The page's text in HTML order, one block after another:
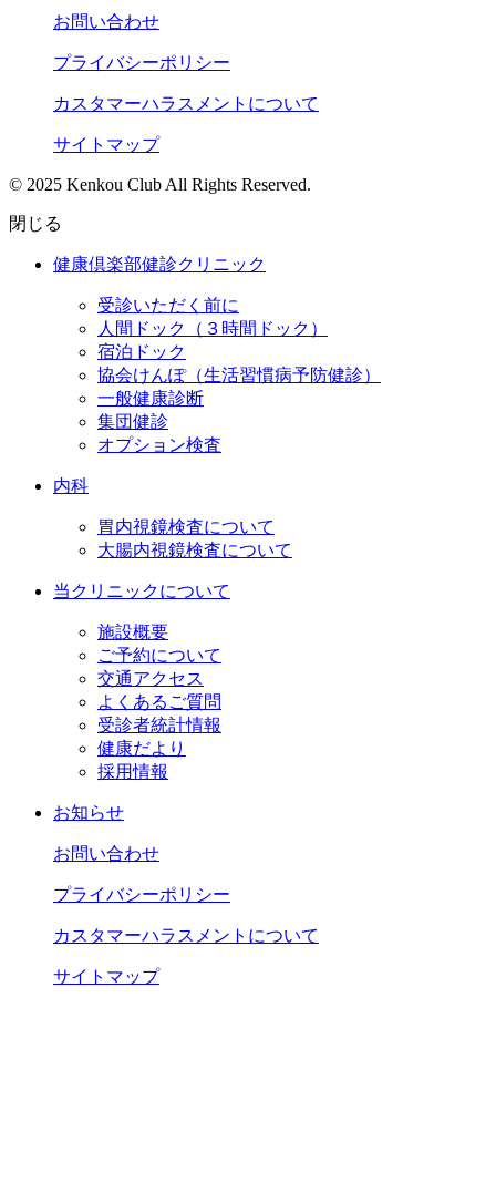
お問い合わせ
プライバシーポリシー
カスタマーハラスメントについて
サイトマップ
© 2025 Kenkou Club All Rights Reserved.
閉じる
健康倶楽部健診クリニック
受診いただく前に
人間ドック（３時間ドック）
宿泊ドック
協会けんぽ（生活習慣病予防健診）
一般健康診断
集団健診
オプション検査
内科
胃内視鏡検査について
大腸内視鏡検査について
当クリニックについて
施設概要
ご予約について
交通アクセス
よくあるご質問
受診者統計情報
健康だより
採用情報
お知らせ
お問い合わせ
プライバシーポリシー
カスタマーハラスメントについて
サイトマップ